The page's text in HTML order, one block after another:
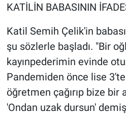
KATİLİN BABASININ
Katil Semih Çelik'in
şu sözlerle başladı. "Bir
kayınpederimin evinde
Pandemiden önce lise
öğretmen çağırıp bize bir
'Ondan uzak dursun'